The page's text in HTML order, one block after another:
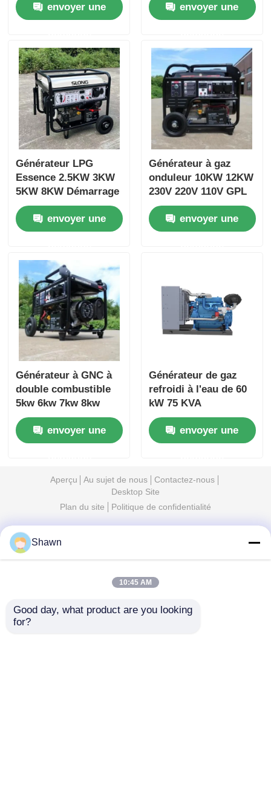
GNC
envoyer une
GNC 4 temps
envoyer une
Générateur LPG
Essence 2.5KW 3KW
5KW 8KW Démarrage
Électrique Certifié
EPA
envoyer une
Générateur à gaz
onduleur 10KW 12KW
230V 220V 110V GPL
envoyer une
Générateur à GNC à
double combustible
5kw 6kw 7kw 8kw
Invertisseur EPA
Générateur de gaz
naturel
envoyer une
Générateur de gaz
refroidi à l'eau de 60
kW 75 KVA
Générateur de turbine
à GNC de 440 V
envoyer une
Aperçu Au sujet de nous
Contactez-nous
Desktop Site
Plan du site
Politique de confidentialité
De Chine.Copyright © 2026 Sichuan Jiweicheng
Electric Power Equipment Co., Ltd.. All Rights
Shawn
10:45 AM
Good day, what product are you looking
for?